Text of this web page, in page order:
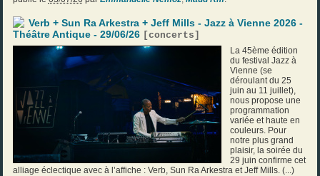
Verb + Sun Ra Arkestra + Jeff Mills - Jazz à Vienne 2026 -
Théâtre Antique - 29/06/26 [concerts ]
La 45ème édition
du festival Jazz à
Vienne (se
déroulant du 25
juin au 11 juillet),
nous propose une
programmation
variée et haute en
couleurs. Pour
notre plus grand
plaisir, la soirée du
29 juin confirme cet
alliage éclectique avec à l’affiche : Verb, Sun Ra Arkestra et Jeff Mills. (...)